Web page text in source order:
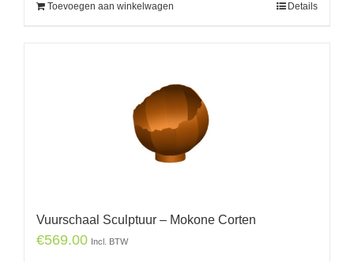
Toevoegen aan winkelwagen Details
Vuurschaal Sculptuur – Mokone Corten
€569.00 Incl. BTW